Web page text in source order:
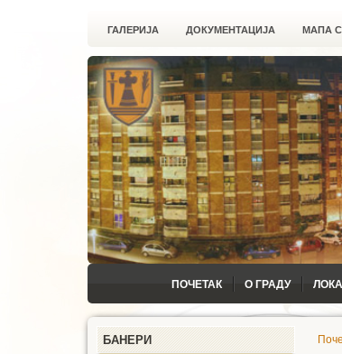
ГАЛЕРИЈА ДОКУМЕНТАЦИЈА МАПА
ПОЧЕТАК О ГРАДУ
БАНЕРИ